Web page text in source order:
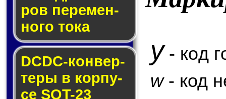
ров пе­ре­мен­
но­го то­ка
DCDC-кон­вер­
те­ры в кор­пу­
се SOT-23
y- код
w- код